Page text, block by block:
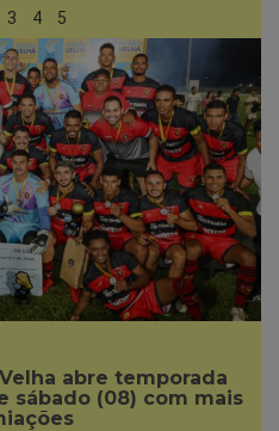
3 4 5
abre temporada
sábado (08) com mais